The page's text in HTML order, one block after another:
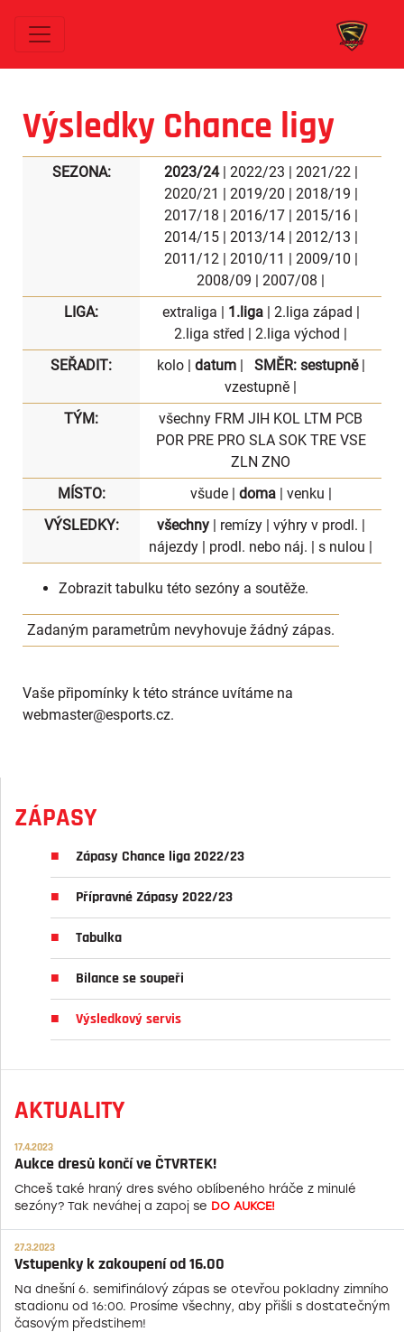
Výsledky Chance ligy
SEZONA: 2023/24| 2022/23 | 2021/22|
2020/21 | 2019/20 | 2018/19 |
2017/18 | 2016/17| 2015/16|
2014/15| 2013/14| 2012/13 |
2011/12| 2010/11 | 2009/10 |
2008/09 | 2007/08 |
LIGA:
extraliga | 1.liga| 2.liga západ |
2.liga střed | 2.liga východ |
SEŘADIT:
kolo| datum| SMĚR: sestupně|
vzestupně |
TÝM:
všechny FRM JIH KOL LTM PCB
POR PRE PRO SLA SOK TRE VSE
ZLN ZNO
MÍSTO:
všude| doma| venku |
VÝSLEDKY:
všechny| remízy| výhry v prodl. |
nájezdy | prodl. nebo náj. | s nulou |
Zobrazit tabulku této sezóny a soutěže.
Zadaným parametrům nevyhovuje žádný zápas.
Vaše připomínky k této stránce uvítáme na
webmaster@esports.cz.
ZÁPASY
Zápasy Chance liga 2022/23
Přípravné Zápasy 2022/23
Tabulka
Bilance se soupeři
Výsledkový servis
AKTUALITY
17.4.2023
Aukce dresů končí ve ČTVRTEK!
Chceš také hraný dres svého oblíbeného hráče z minulé
sezóny? Tak neváhej a zapoj se DO AUKCE!
27.3.2023
Vstupenky k zakoupení od 16.00
Na dnešní 6. semifinálový zápas se otevřou pokladny zimního
stadionu od 16:00. Prosíme všechny, aby přišli s dostatečným
časovým předstihem!